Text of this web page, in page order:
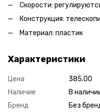
Скорости:
Конструкция:
Материал: пластик
Характеристики
Цена
385.00
Наличие
В
Бренд
Без